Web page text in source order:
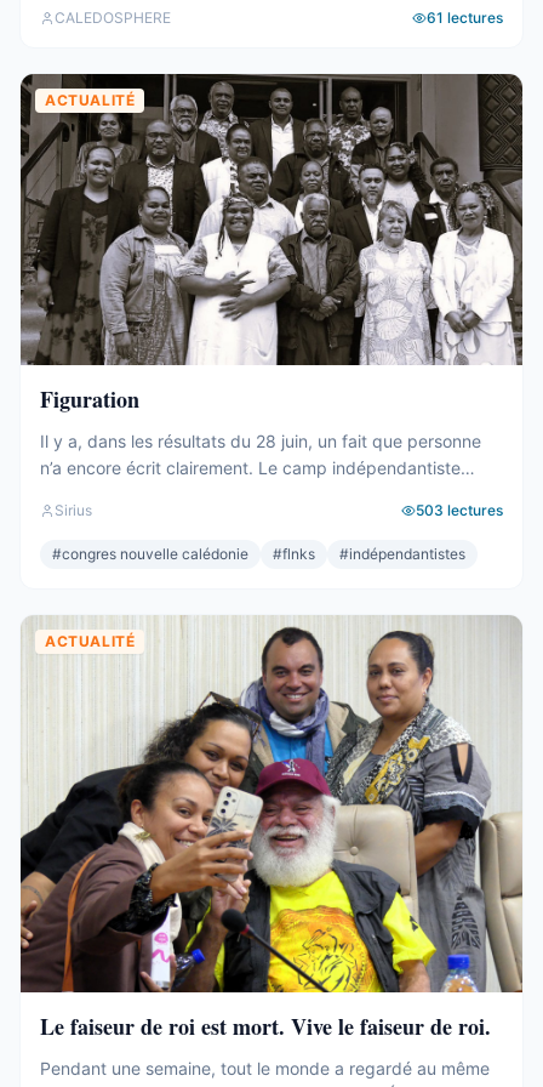
CALEDOSPHERE 61 lectures
ACTUALITÉ
Figuration
Il y a, dans les résultats du 28 juin, un fait que personne
n’a encore écrit clairement. Le camp indépendantiste
respectable – le deuxième bloc de l’hémicycle, plus
important que l’Éveil Océanien, plus important que l’UNI.
Sirius 503 lectures
#congres nouvelle calédonie #flnks #indépendantistes
ACTUALITÉ
Le faiseur de roi est mort. Vive le faiseur de roi.
Pendant une semaine, tout le monde a regardé au même